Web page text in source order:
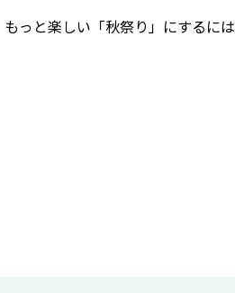
っと楽しい「秋祭り」にするに